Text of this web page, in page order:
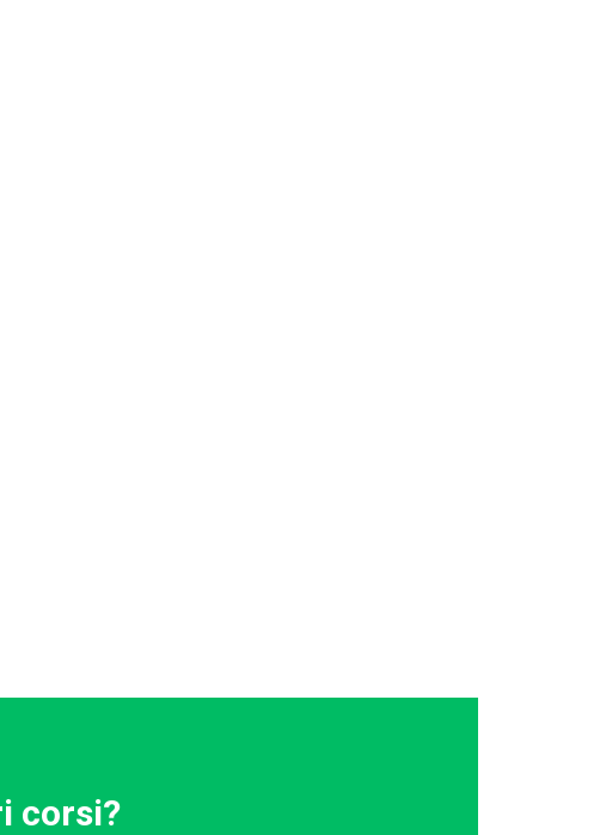
corsi?